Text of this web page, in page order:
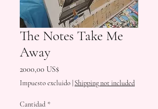
The Notes Take Me
Away
2000,00 US$
Impuesto excluido Shipping not included
Cantidad *